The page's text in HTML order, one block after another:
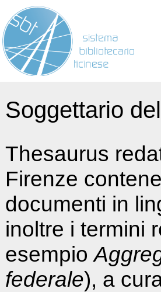
Soggettario
Thesaurus
Firenze
documenti in
inoltre i termini
esempio
federale), a